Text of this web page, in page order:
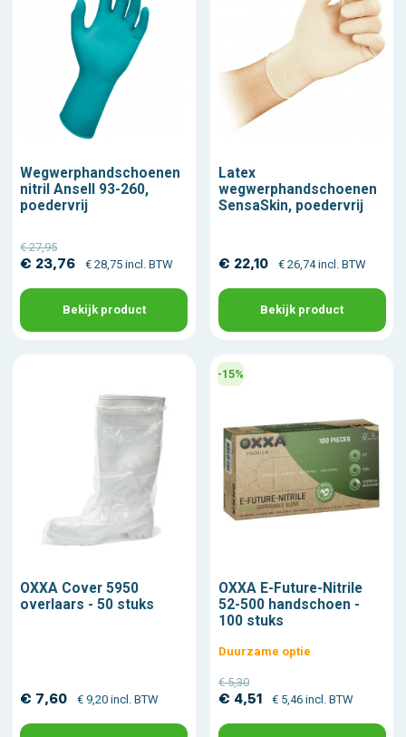
Wegwerphandschoenen
nitril Ansell 93-260,
poedervrij
€ 27,95
€ 23,76 € 28,75 incl. BTW
Bekijk product
Latex
wegwerphandschoenen
SensaSkin, poedervrij
€ 22,10 € 26,74 incl. BTW
Bekijk product
OXXA Cover 5950
overlaars - 50 stuks
€ 7,60 € 9,20 incl. BTW
-15%
OXXA E-Future-Nitrile
52-500 handschoen -
100 stuks
Duurzame optie
€ 5,30
€ 4,51 € 5,46 incl. BTW